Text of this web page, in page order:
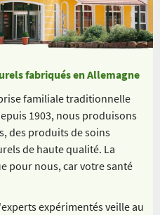
fabriqués en Allemagne
familiale traditionnelle
1903, nous produisons
des produits de soins
de haute qualité. La
pour nous, car votre santé
expérimentés veille au